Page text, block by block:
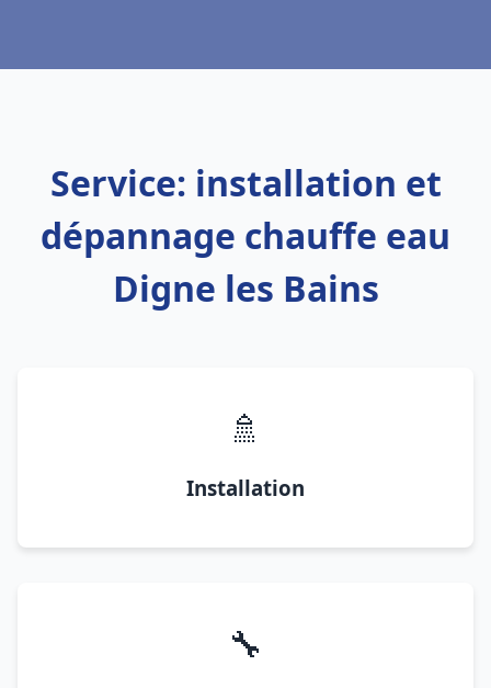
Service: installation et
dépannage chauffe eau
Digne les Bains
🚿
Installation
🔧